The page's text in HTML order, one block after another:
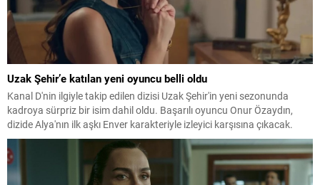
Uzak Şehir’e katılan yeni oyuncu belli oldu
Kanal D'nin ilgiyle takip edilen dizisi Uzak Şehir'in yeni sezonunda
kadroya sürpriz bir isim dahil oldu. Başarılı oyuncu Onur Özaydın,
dizide Alya'nın ilk aşkı Enver karakteriyle izleyici karşısına çıkacak.